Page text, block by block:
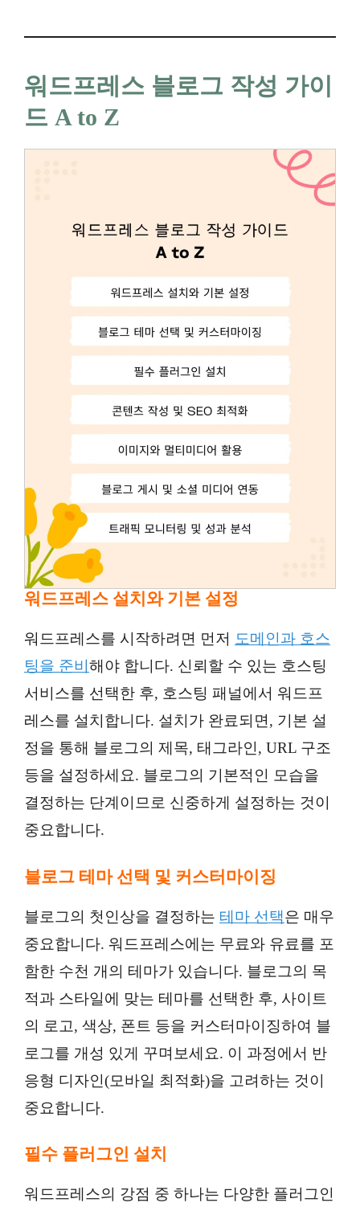
워드프레스 블로그 작성 가이
드 A to Z
워드프레스 설치와 기본 설정
워드프레스를 시작하려면 먼저 도메인과 호스
팅을 준비 해야 합니다. 신뢰할 수 있는 호스팅
서비스를 선택한 후, 호스팅 패널에서 워드프
레스를 설치합니다. 설치가 완료되면, 기본 설
정을 통해 블로그의 제목, 태그라인, URL 구조
등을 설정하세요. 블로그의 기본적인 모습을
결정하는 단계이므로 신중하게 설정하는 것이
중요합니다.
블로그 테마 선택 및 커스터마이징
블로그의 첫인상을 결정하는 테마 선택은 매우
중요합니다. 워드프레스에는 무료와 유료를 포
함한 수천 개의 테마가 있습니다. 블로그의 목
적과 스타일에 맞는 테마를 선택한 후, 사이트
의 로고, 색상, 폰트 등을 커스터마이징하여 블
로그를 개성 있게 꾸며보세요. 이 과정에서 반
응형 디자인(모바일 최적화)을 고려하는 것이
중요합니다.
필수 플러그인 설치
워드프레스의 강점 중 하나는 다양한 플러그인